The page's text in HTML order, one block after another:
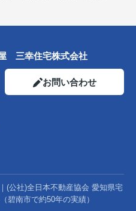
三幸住宅株式会社
お問い合わせ
(公社)全日本不動産協会 愛知県宅
碧南市で約50年の実績）